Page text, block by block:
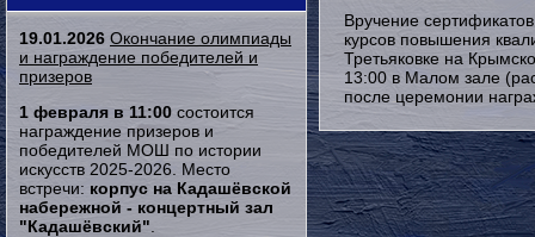
19.01.2026 Окончание олимпиады
и награждение победителей и
призеров
1 февраля в 11:00 состоится
награждение призеров и
победителей МОШ по истории
искусств 2025-2026. Место
встречи: корпус на Кадашёвской
набережной - концертный зал
"Кадашёвский"
Вручение
курсов повышения
Третьяковке на
13:00 в Малом зале
после церемонии